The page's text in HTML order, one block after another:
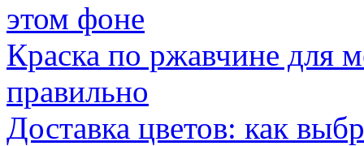
этом фоне
Краска по ржавчине для
правильно
Доставка цветов: как